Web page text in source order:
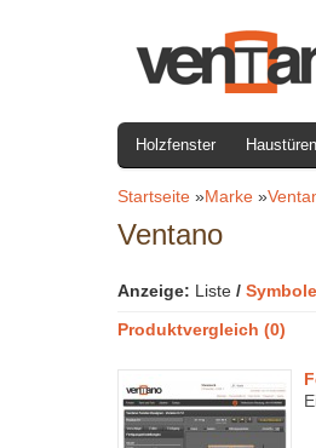
Holzfenster
Startseite »Marke »
Ventano
Anzeige: Liste / Symbole
Produktvergleich (0)